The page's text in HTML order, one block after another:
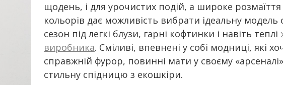
щодень, і для урочистих подій, а широке розмаїття
кольорів дає можливість вибрати ідеальну модель
сезон під легкі блузи, гарні кофтинки і навіть теплі
виробника. Сміливі, впевнені у собі модниці, які
справжній фурор, повинні мати у своєму
стильну спідницю з екошкіри.